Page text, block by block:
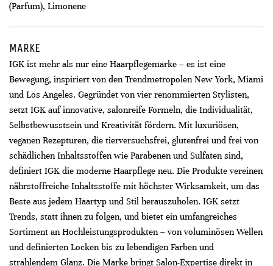
(Parfum), Limonene
MARKE
IGK ist mehr als nur eine Haarpflegemarke – es ist eine
Bewegung, inspiriert von den Trendmetropolen New York, Miami
und Los Angeles. Gegründet von vier renommierten Stylisten,
setzt IGK auf innovative, salonreife Formeln, die Individualität,
Selbstbewusstsein und Kreativität fördern. Mit luxuriösen,
veganen Rezepturen, die tierversuchsfrei, glutenfrei und frei von
schädlichen Inhaltsstoffen wie Parabenen und Sulfaten sind,
definiert IGK die moderne Haarpflege neu. Die Produkte vereinen
nährstoffreiche Inhaltsstoffe mit höchster Wirksamkeit, um das
Beste aus jedem Haartyp und Stil herauszuholen. IGK setzt
Trends, statt ihnen zu folgen, und bietet ein umfangreiches
Sortiment an Hochleistungsprodukten – von voluminösen Wellen
und definierten Locken bis zu lebendigen Farben und
strahlendem Glanz. Die Marke bringt Salon-Expertise direkt in